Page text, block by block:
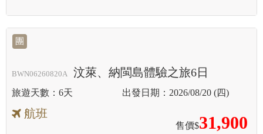
團
BWN06260820A 汶萊、納閩島體驗之旅6日
6天 2026/08/20 (四)
航班
售價$31,900